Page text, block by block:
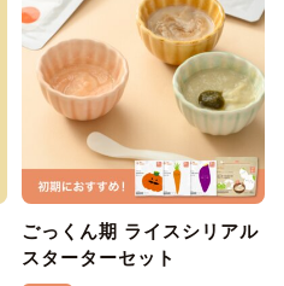
ごっくん期 ライスシリアル
スターターセット